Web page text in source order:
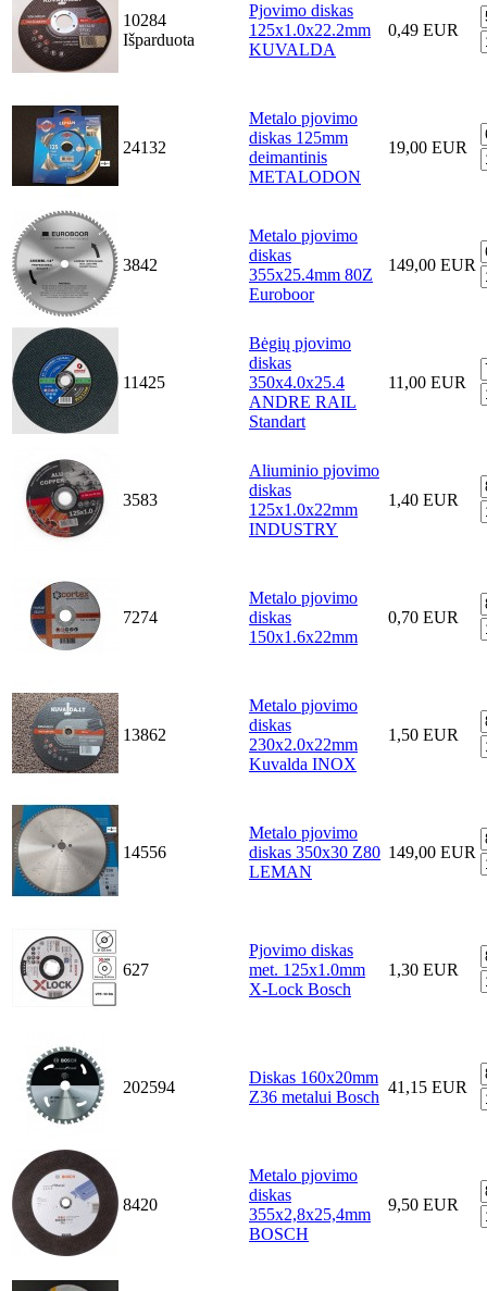
10284
Išparduota
Pjovimo diskas
125x1.0x22.2mm
KUVALDA
0,49 EUR
24132
Metalo pjovimo
diskas 125mm
deimantinis
METALODON
19,00 EUR
3842
Metalo pjovimo
diskas
355x25.4mm 80Z
Euroboor
149,00 EUR
11425
Bėgių pjovimo
diskas
350x4.0x25.4
ANDRE RAIL
Standart
11,00 EUR
3583
Aliuminio pjovimo
diskas
125x1.0x22mm
INDUSTRY
1,40 EUR
7274
Metalo pjovimo
diskas
150x1.6x22mm
0,70 EUR
13862
Metalo pjovimo
diskas
230x2.0x22mm
Kuvalda INOX
1,50 EUR
14556
Metalo pjovimo
diskas 350x30 Z80
LEMAN
149,00 EUR
627
Pjovimo diskas
met. 125x1.0mm
X-Lock Bosch
1,30 EUR
202594
Diskas 160x20mm
Z36 metalui Bosch
41,15 EUR
8420
Metalo pjovimo
diskas
355x2,8x25,4mm
BOSCH
9,50 EUR